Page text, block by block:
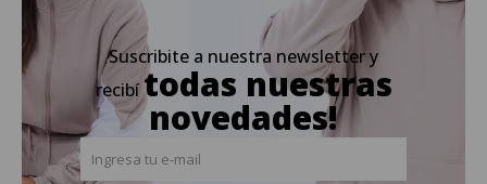
Suscribite a nuestra newsletter y
recibí todas nuestras
novedades!